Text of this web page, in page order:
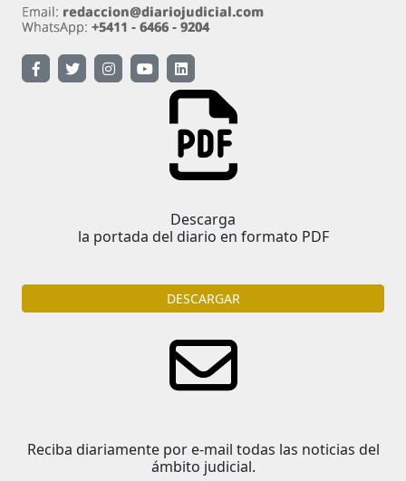
Descarga
la portada del diario en formato PDF
DESCARGAR
Reciba diariamente por e-mail todas las noticias del
ámbito judicial.